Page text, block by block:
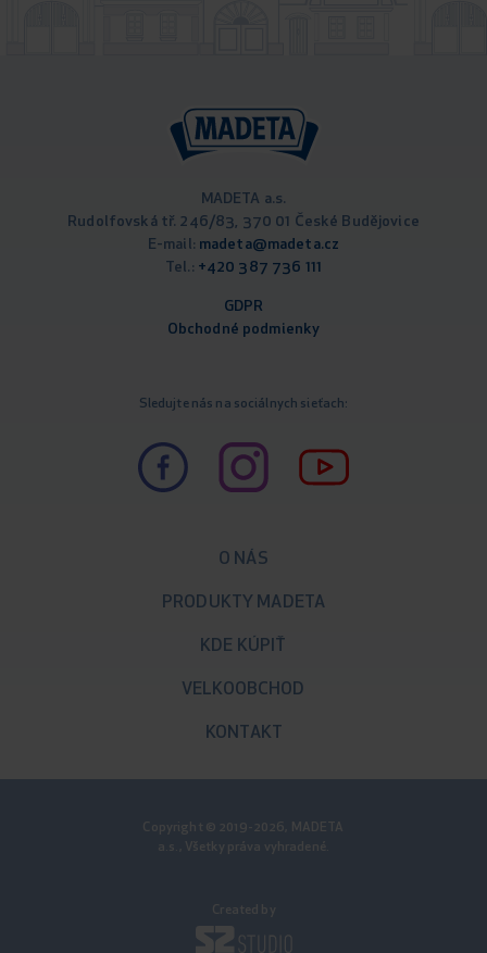
MADETA a.s.
Rudolfovská tř. 246/83, 370 01 České Budějovice
E-mail: madeta@madeta.cz
Tel.: +420 387 736 111
GDPR
Obchodné podmienky
Sledujte nás na sociálnych sieťach:
O NÁS
PRODUKTY MADETA
KDE KÚPIŤ
VELKOOBCHOD
KONTAKT
Copyright © 2019-2026, MADETA
a.s., Všetky práva vyhradené.
Created by